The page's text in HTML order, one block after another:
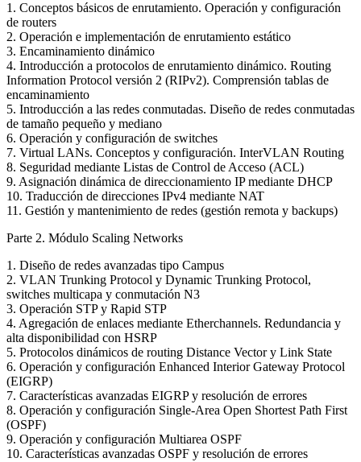
1. Conceptos básicos de enrutamiento. Operación y configuración
de routers
2. Operación e implementación de enrutamiento estático
3. Encaminamiento dinámico
4. Introducción a protocolos de enrutamiento dinámico. Routing
Information Protocol versión 2 (RIPv2). Comprensión tablas de
encaminamiento
5. Introducción a las redes conmutadas. Diseño de redes conmutadas
de tamaño pequeño y mediano
6. Operación y configuración de switches
7. Virtual LANs. Conceptos y configuración. InterVLAN Routing
8. Seguridad mediante Listas de Control de Acceso (ACL)
9. Asignación dinámica de direccionamiento IP mediante DHCP
10. Traducción de direcciones IPv4 mediante NAT
11. Gestión y mantenimiento de redes (gestión remota y backups)
Parte 2. Módulo Scaling Networks
1. Diseño de redes avanzadas tipo Campus
2. VLAN Trunking Protocol y Dynamic Trunking Protocol,
switches multicapa y conmutación N3
3. Operación STP y Rapid STP
4. Agregación de enlaces mediante Etherchannels. Redundancia y
alta disponibilidad con HSRP
5. Protocolos dinámicos de routing Distance Vector y Link State
6. Operación y configuración Enhanced Interior Gateway Protocol
(EIGRP)
7. Características avanzadas EIGRP y resolución de errores
8. Operación y configuración Single-Area Open Shortest Path First
(OSPF)
9. Operación y configuración Multiarea OSPF
10. Características avanzadas OSPF y resolución de errores